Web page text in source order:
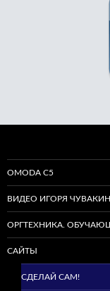
OMODA C5
ВИДЕО ИГОРЯ
ОРГТЕХНИКА.
САЙТЫ
СДЕЛАЙ САМ!